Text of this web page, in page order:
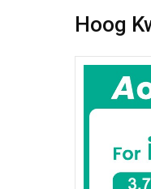
Hoog